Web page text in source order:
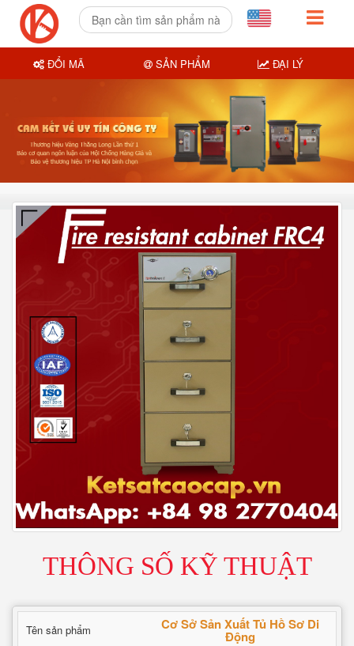
THÔNG SỐ KỸ THUẬT
Tên sản phẩm Cơ Sở Sản Xuất Tủ Hồ Sơ Di
Động
ĐỔI MÃ SẢN PHẨM ĐẠI LÝ